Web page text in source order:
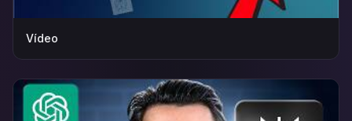
Vídeo